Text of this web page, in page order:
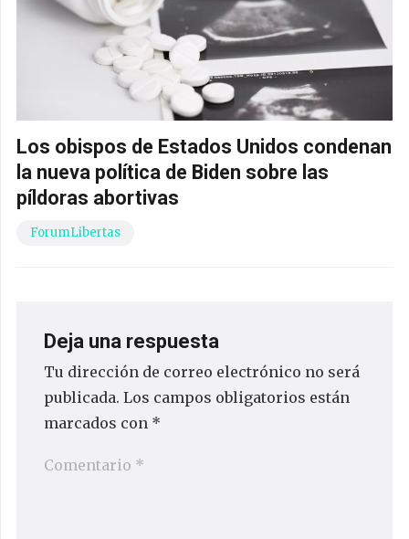
Los obispos de Estados Unidos condenan
la nueva política de Biden sobre las
píldoras abortivas
ForumLibertas
Deja una respuesta
Tu dirección de correo electrónico no será
publicada. Los campos obligatorios están
marcados con *